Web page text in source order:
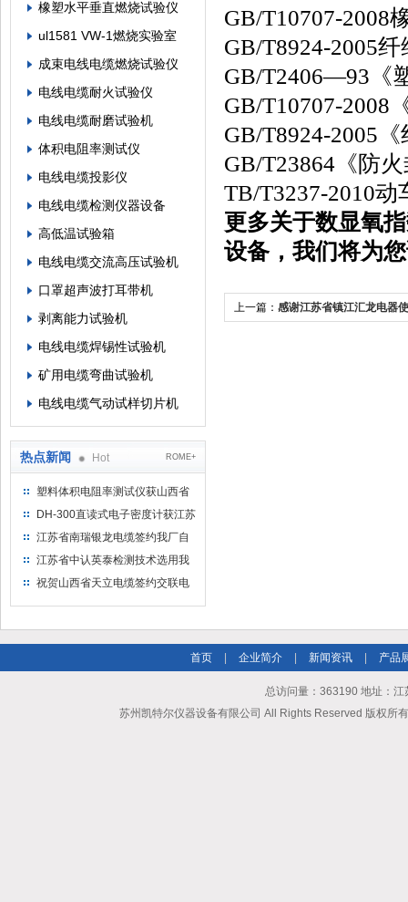
橡塑水平垂直燃烧试验仪
ul1581 VW-1燃烧实验室
成束电线电缆燃烧试验仪
电线电缆耐火试验仪
电线电缆耐磨试验机
体积电阻率测试仪
电线电缆投影仪
电线电缆检测仪器设备
高低温试验箱
电线电缆交流高压试验机
口罩超声波打耳带机
剥离能力试验机
电线电缆焊锡性试验机
矿用电缆弯曲试验机
电线电缆气动试样切片机
热点新闻 Hot ROME+
塑料体积电阻率测试仪获山西省
水利机械厂选用
DH-300直读式电子密度计获江苏
省苏州市安信塑业选用
江苏省南瑞银龙电缆签约我厂自
然换气老化箱等电缆检测设备
江苏省中认英泰检测技术选用我
厂自然换气老化试验箱
祝贺山西省天立电缆签约交联电
GB/T10707-2008
GB/T8924-2005
GB/T2406—93《
GB/T10707-2008
GB/T8924-2005
GB/T23864《防
TB/T3237-2010
更多关于数显氧
设备，我们将为
上一篇： 感谢江苏省镇江汇龙电器
首页 企业简介 新闻资讯 产品
总访问量：363190 地址：
苏州凯特尔仪器设备有限公司 All Rights Reserved 版权所